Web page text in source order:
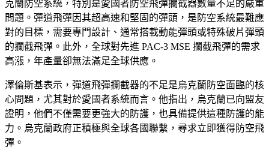
克蘭防空系統，特別是愛國者防空飛彈攔截器數量不足的嚴重
問題。彈道飛彈因其超高速和堅固的彈頭，是防空系統最難應
對的目標，需要專門設計、通常搭載動能彈頭或特殊破片彈頭
的攔截飛彈。此外，全球對先進 PAC-3 MSE 攔截飛彈的需求
高漲，年產量卻無法滿足全球供應。
澤倫斯基表示，彈道飛彈攔截器的不足是烏克蘭防空面臨的核
心問題，尤其對於愛國者系統而言。他指出，烏克蘭已向盟友
證明，他們不僅需要更強大的防護，也具備提供這種防護的能
力。烏克蘭政府正積極與全球各國聯繫，尋求立即獲得防空飛
彈。